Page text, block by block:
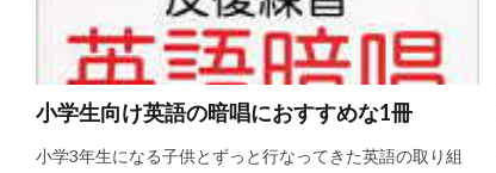
小学生向け英語の暗唱におすすめな1冊
小学3年生になる子供とずっと行なってきた英語の取り組